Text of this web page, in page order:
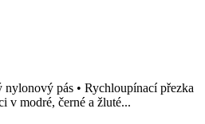
pás • Rychloupínací přezka
v modré, černé a žluté...